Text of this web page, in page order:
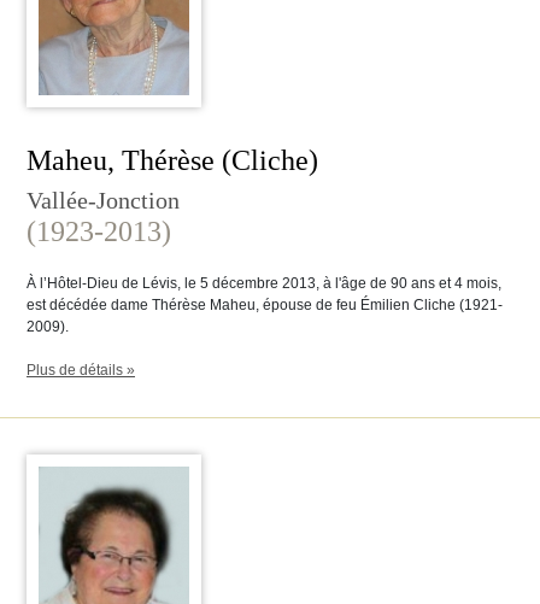
Maheu, Thérèse (Cliche)
Vallée-Jonction
(1923-2013)
À l’Hôtel-Dieu de Lévis, le 5 décembre 2013, à l'âge de 90 ans et 4 mois,
est décédée dame Thérèse Maheu, épouse de feu Émilien Cliche (1921-
2009).
Plus de détails »